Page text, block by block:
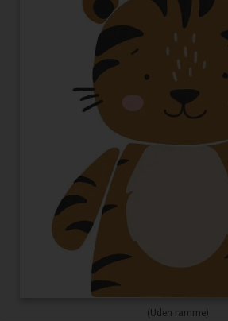
(Uden ramme)